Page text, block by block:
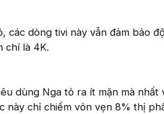
các dòng tivi này vẫn đảm bảo
chí là 4K.
dùng Nga tỏ ra ít mặn mà
này chỉ chiếm vỏn vẹn 8% thị